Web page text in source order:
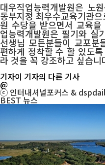
대우직업능력개발원은 노
동부지정 최우수교육기관
원 수당을 받으면서 교육
업능력개발원은 필기와 실
선생님 모든분들이 교포분
편하게 정착할 수 할 있도
라 것을 꼭 강조하고 싶습니
기자이 기자의 다른 기사
@
ⓒ 인터내셔널포커스 &
BEST뉴스